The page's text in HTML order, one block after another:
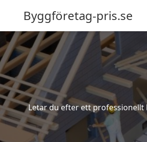
Byggföretag-pris.se
Letar du efter ett professionellt